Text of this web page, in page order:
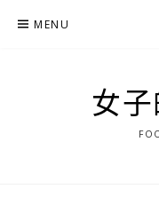
MENU
女子